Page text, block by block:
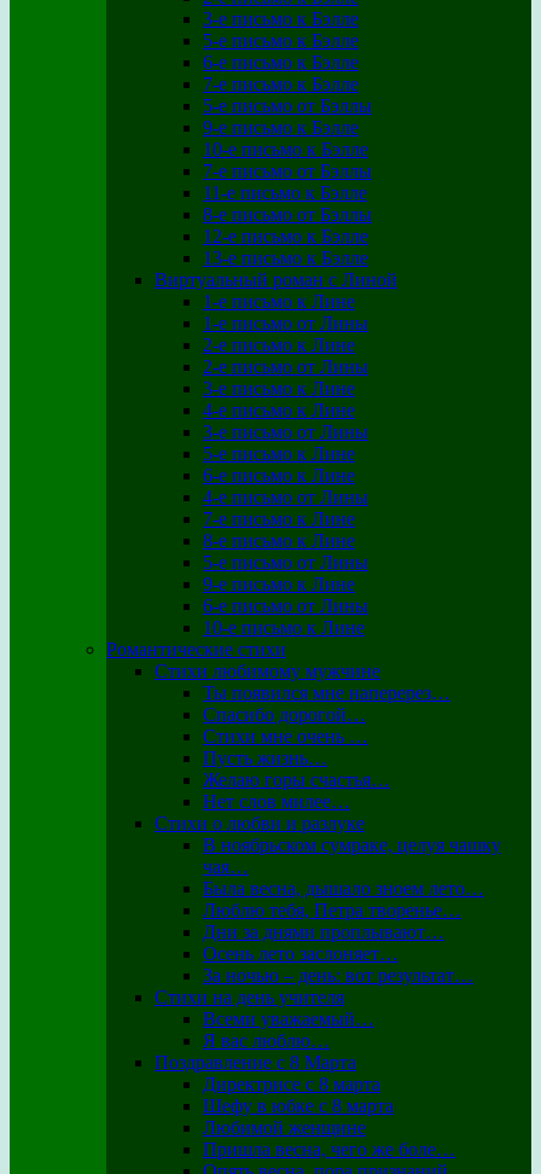
3-е письмо к Бэлле
5-е письмо к Бэлле
6-е письмо к Бэлле
7-е письмо к Бэлле
5-е письмо от Бэллы
9-е письмо к Бэлле
10-е письмо к Бэлле
7-е письмо от Бэллы
11-е письмо к Бэлле
8-е письмо от Бэллы
12-е письмо к Бэлле
13-е письмо к Бэлле
Виртуальный роман с Линой
1-е письмо к Лине
1-е письмо от Лины
2-е письмо к Лине
2-е письмо от Лины
3-е письмо к Лине
4-е письмо к Лине
3-е письмо от Лины
5-е письмо к Лине
6-е письмо к Лине
4-е письмо от Лины
7-е письмо к Лине
8-е письмо к Лине
5-е письмо от Лины
9-е письмо к Лине
6-е письмо от Лины
10-е письмо к Лине
Романтические стихи
Стихи любимому мужчине
Ты появился мне наперерез…
Спасибо дорогой…
Стихи мне очень …
Пусть жизнь…
Желаю горы счастья…
Нет слов милее…
Стихи о любви и разлуке
В ноябрьском сумраке, целуя чашку
чая…
Была весна, дышало зноем лето…
Люблю тебя, Петра творенье…
Дни за днями проплывают…
Осень лето заслоняет…
За ночью – день: вот результат…
Стихи на день учителя
Всеми уважаемый…
Я вас люблю…
Поздравление с 8 Марта
Директрисе с 8 марта
Шефу в юбке с 8 марта
Любимой женщине
Пришла весна, чего же боле…